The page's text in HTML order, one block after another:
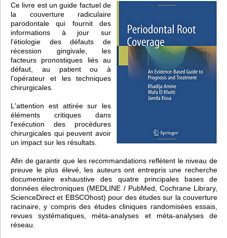
Ce livre est un guide factuel de
la couverture radiculaire
parodontale qui fournit des
informations à jour sur
l'étiologie des défauts de
récession gingivale, les
facteurs pronostiques liés au
défaut, au patient ou à
l'opérateur et les techniques
chirurgicales.
L'attention est attirée sur les
éléments critiques dans
l'exécution des procédures
chirurgicales qui peuvent avoir
un impact sur les résultats.
Afin de garantir que les recommandations reflètent le niveau de
preuve le plus élevé, les auteurs ont entrepris une recherche
documentaire exhaustive des quatre principales bases de
données électroniques (MEDLINE / PubMed, Cochrane Library,
ScienceDirect et EBSCOhost) pour des études sur la couverture
racinaire, y compris des études cliniques randomisées essais,
revues systématiques, méta-analyses et méta-analyses de
réseau.